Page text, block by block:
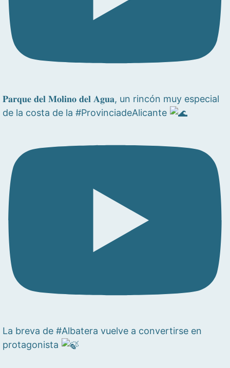
𝐏𝐚𝐫𝐪𝐮𝐞 𝐝𝐞𝐥 𝐌𝐨𝐥𝐢𝐧𝐨 𝐝𝐞𝐥 𝐀𝐠𝐮𝐚, un rincón muy especial
de la costa de la #ProvinciadeAlicante
La breva de #Albatera vuelve a convertirse en
protagonista